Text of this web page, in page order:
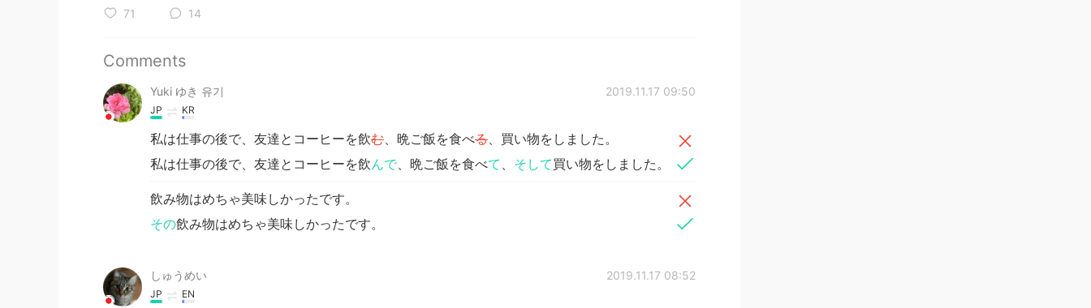
71 14
Comments
Yuki ゆき 유기 2019.11.17 09:50
JP KR
私は仕事の後で、友達とコーヒーを飲む、晩ご飯を食べる、買い物をしました。
私は仕事の後で、友達とコーヒーを飲んで、晩ご飯を食べて 、 そして買い物をしました。
飲み物はめちゃ美味しかったです。
その飲み物はめちゃ美味しかったです。
しゅうめい 2019.11.17 08:52
JP EN